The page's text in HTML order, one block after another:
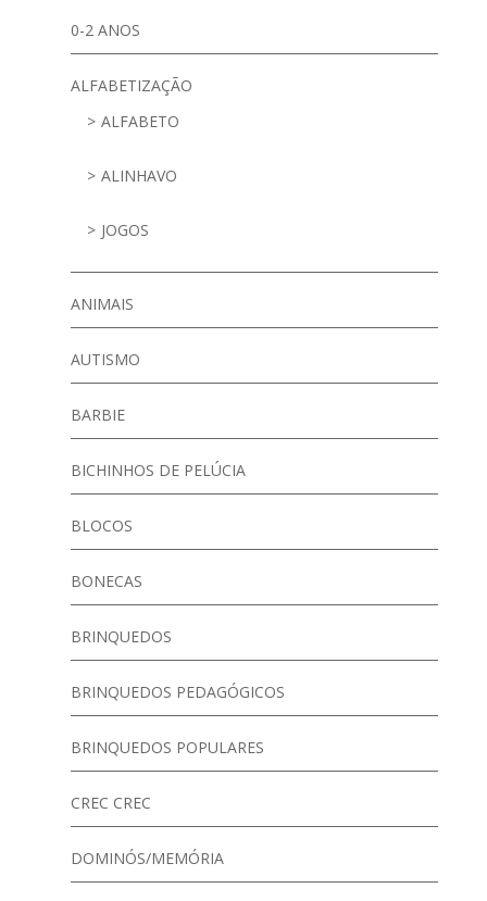
0-2 ANOS
ALFABETIZAÇÃO
ALFABETO
ALINHAVO
JOGOS
ANIMAIS
AUTISMO
BARBIE
BICHINHOS DE PELÚCIA
BLOCOS
BONECAS
BRINQUEDOS
BRINQUEDOS PEDAGÓGICOS
BRINQUEDOS POPULARES
CREC CREC
DOMINÓS/MEMÓRIA